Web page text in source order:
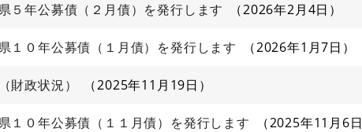
５年公募債（２月債）を発行します 2026年2月4日
１０年公募債（１月債）を発行します 2026年1月7日
財政状況） 2025年11月19日
１０年公募債（１１月債）を発行します 2025年11月6日